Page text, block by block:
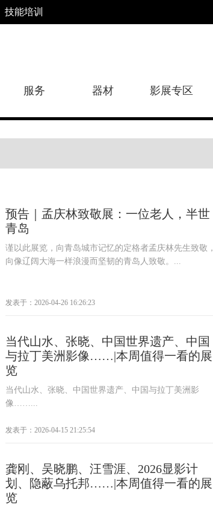
技能培训
服务 器材 影展专区
预告｜孟庆林致敬展：一位老人，半世
青岛
谨以此展览，向青岛城市记忆的定格者孟庆林先生致敬，
向像辽阔大海一样浪漫而坚韧的青岛人致敬。...
发表于：2026-04-26 16:26:23
当代山水、张晓、中国世界遗产、中国
与拉丁美洲影像……|本周值得一看的展
览
当代山水、张晓、中国世界遗产、中国与拉丁美洲影
像……...
发表于：2026-04-15 21:25:54
龚刚、吴晓鹏、汪雪涯、2026显影计
划、隐蔽乌托邦……|本周值得一看的展
览